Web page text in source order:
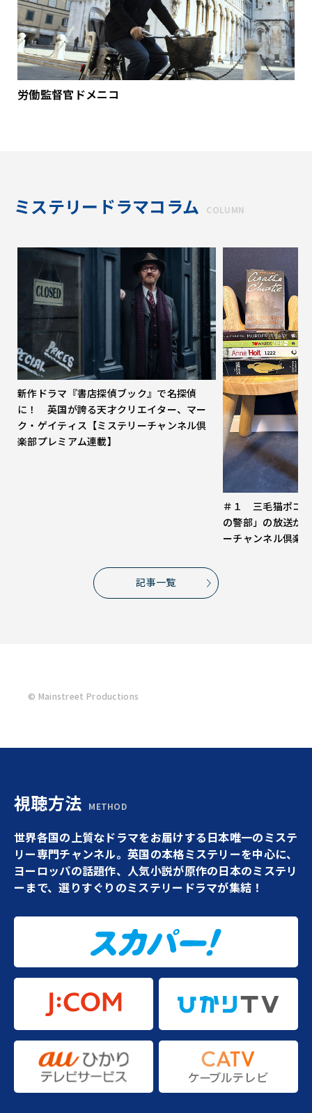
労働監督官ドメニコ
ミステリードラマコラム COLUMN
新作ドラマ『書店探偵ブック』で名探偵
に！ 英国が誇る天才クリエイター、マー
ク・ゲイティス【ミステリーチャンネル倶
楽部プレミアム連載】
＃１ 三毛猫ポコ
の警部」の放送が
ーチャンネル倶楽
記事一覧
© Mainstreet Productions
視聴方法 METHOD
世界各国の上質なドラマをお届けする日本唯一のミステ
リー専門チャンネル。英国の本格ミステリーを中心に、
ヨーロッパの話題作、人気小説が原作の日本のミステリ
ーまで、選りすぐりのミステリードラマが集結！